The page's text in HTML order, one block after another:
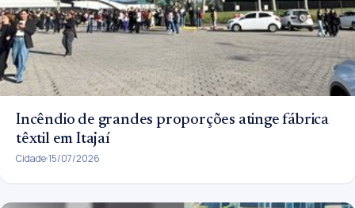
Incêndio de grandes proporções atinge fábrica
têxtil em Itajaí
Cidade15/07/2026